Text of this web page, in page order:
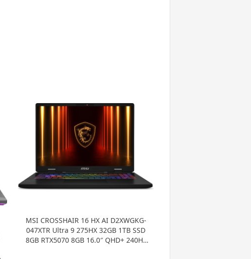
MSI CROSSHAIR 16 HX AI D2XWGKG-
047XTR Ultra 9 275HX 32GB 1TB SSD
8GB RTX5070 8GB 16.0″ QHD+ 240Hz